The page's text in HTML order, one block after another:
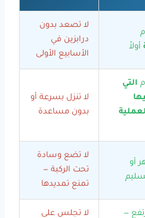
أولاً
لا تصعد بدون
درابزين في
الأسابيع الأولى
التي
لا تنزل بسرعة أو
بدون مساعدة
أو
لا تضع وسادة
تحت الركبة —
تمنع تمديدها
—
لا تجلس على